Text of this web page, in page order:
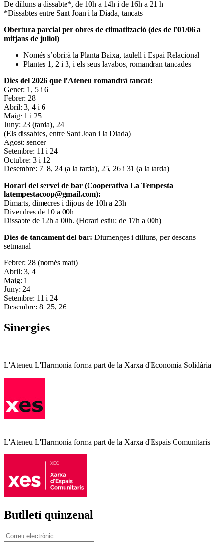
De dilluns a dissabte*, de 10h a 14h i de 16h a 21 h
*Dissabtes entre Sant Joan i la Diada, tancats
Obertura parcial per obres de climatització (des de l’01/06 a
mitjans de juliol)
Només s’obrirà la Planta Baixa, taulell i Espai Relacional
Plantes 1, 2 i 3, i els seus lavabos, romandran tancades
Dies del 2026 que l’Ateneu romandrà tancat:
Gener: 1, 5 i 6
Febrer: 28
Abril: 3, 4 i 6
Maig: 1 i 25
Juny: 23 (tarda), 24
(Els dissabtes, entre Sant Joan i la Diada)
Agost: sencer
Setembre: 11 i 24
Octubre: 3 i 12
Desembre: 7, 8, 24 (a la tarda), 25, 26 i 31 (a la tarda)
Horari del servei de bar (Cooperativa La Tempesta
latempestacoop@gmail.com):
Dimarts, dimecres i dijous de 10h a 23h
Divendres de 10 a 00h
Dissabte de 12h a 00h. (Horari estiu: de 17h a 00h)
Dies de tancament del bar: Diumenges i dilluns, per descans
setmanal
Febrer: 28 (només matí)
Abril: 3, 4
Maig: 1
Juny: 24
Setembre: 11 i 24
Desembre: 8, 25, 26
Sinergies
L'Ateneu L'Harmonia forma part de la Xarxa d'Economia Solidària
L'Ateneu L'Harmonia forma part de la Xarxa d'Espais Comunitaris
Butlletí quinzenal